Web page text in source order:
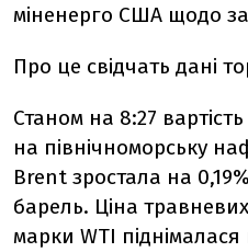
міненерго США щодо
Про це свідчать дані
Станом на 8:27
на північноморську
Brent зростала на
барель. Ціна
марки WTI